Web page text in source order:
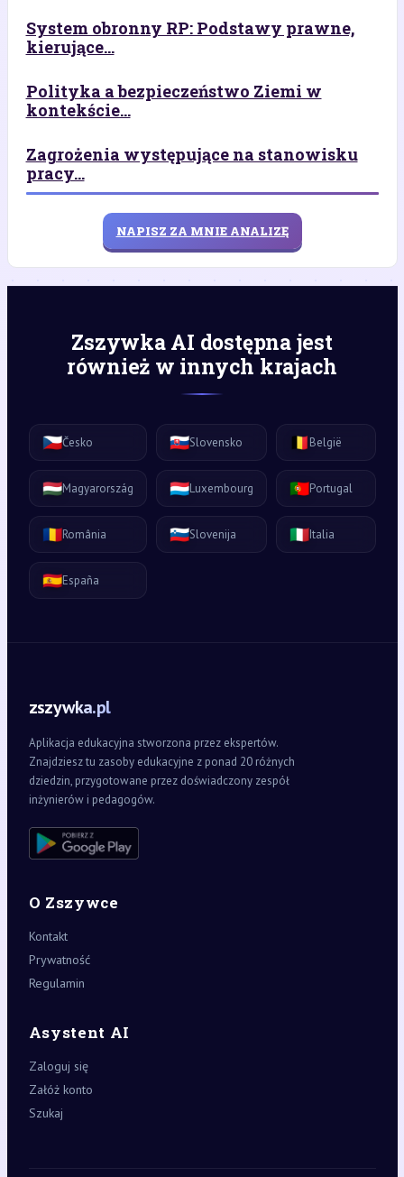
System obronny RP: Podstawy prawne,
kierujące...
Polityka a bezpieczeństwo Ziemi w
kontekście...
Zagrożenia występujące na stanowisku
pracy...
NAPISZ ZA MNIE ANALIZĘ
Zszywka AI dostępna jest
również w innych krajach
🇨🇿Česko 🇸🇰Slovensko 🇧🇪België
🇭🇺Magyarország 🇱🇺Luxembourg 🇵🇹Portugal
🇷🇴România 🇸🇮Slovenija 🇮🇹Italia
🇪🇸España
zszywka.pl
Aplikacja edukacyjna stworzona przez ekspertów.
Znajdziesz tu zasoby edukacyjne z ponad 20 różnych
dziedzin, przygotowane przez doświadczony zespół
inżynierów i pedagogów.
O Zszywce
Kontakt
Prywatność
Regulamin
Asystent AI
Zaloguj się
Załóż konto
Szukaj